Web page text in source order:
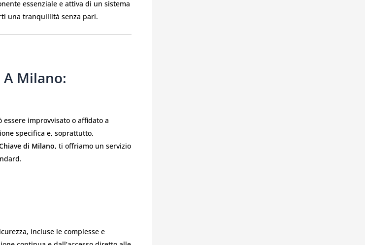
essenziale e attiva di un sistema
una tranquillità senza pari.
A Milano:
improvvisato o affidato a
specifica e, soprattutto,
di Milano, ti offriamo un servizio
incluse le complesse e